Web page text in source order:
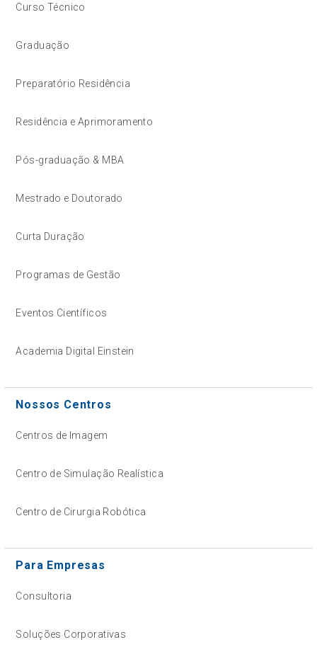
Curso Técnico
Graduação
Preparatório Residência
Residência e Aprimoramento
Pós-graduação & MBA
Mestrado e Doutorado
Curta Duração
Programas de Gestão
Eventos Científicos
Academia Digital Einstein
Nossos Centros
Centros de Imagem
Centro de Simulação Realística
Centro de Cirurgia Robótica
Para Empresas
Consultoria
Soluções Corporativas